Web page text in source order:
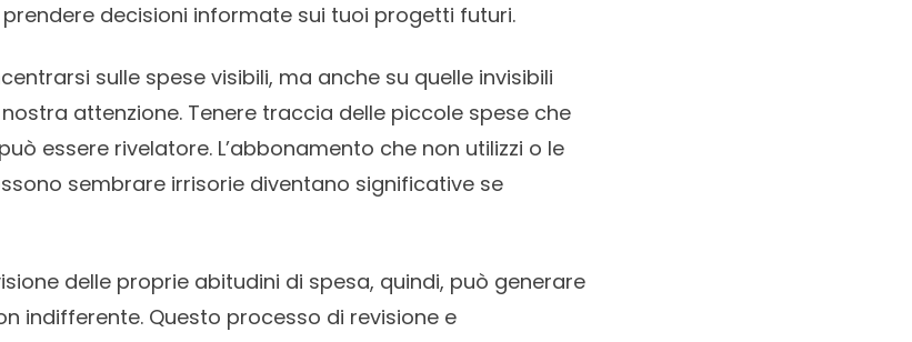
decisioni informate sui tuoi progetti futuri.
sulle spese visibili, ma anche su quelle invisibili
attenzione. Tenere traccia delle piccole spese che
essere rivelatore. L’abbonamento che non utilizzi o le
sembrare irrisorie diventano significative se
delle proprie abitudini di spesa, quindi, può generare
indifferente. Questo processo di revisione e